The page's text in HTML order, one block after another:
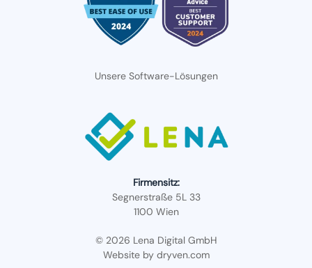
Unsere Software-Lösungen
Firmensitz:
Segnerstraße 5L 33
1100 Wien
© 2026 Lena Digital GmbH
Website by dryven.com